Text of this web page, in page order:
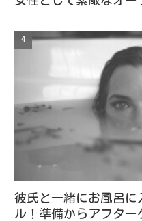
彼氏と一緒にお風呂に
ル！準備からアフター